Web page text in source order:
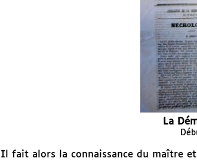
La
Il fait alors la connaissance du maître